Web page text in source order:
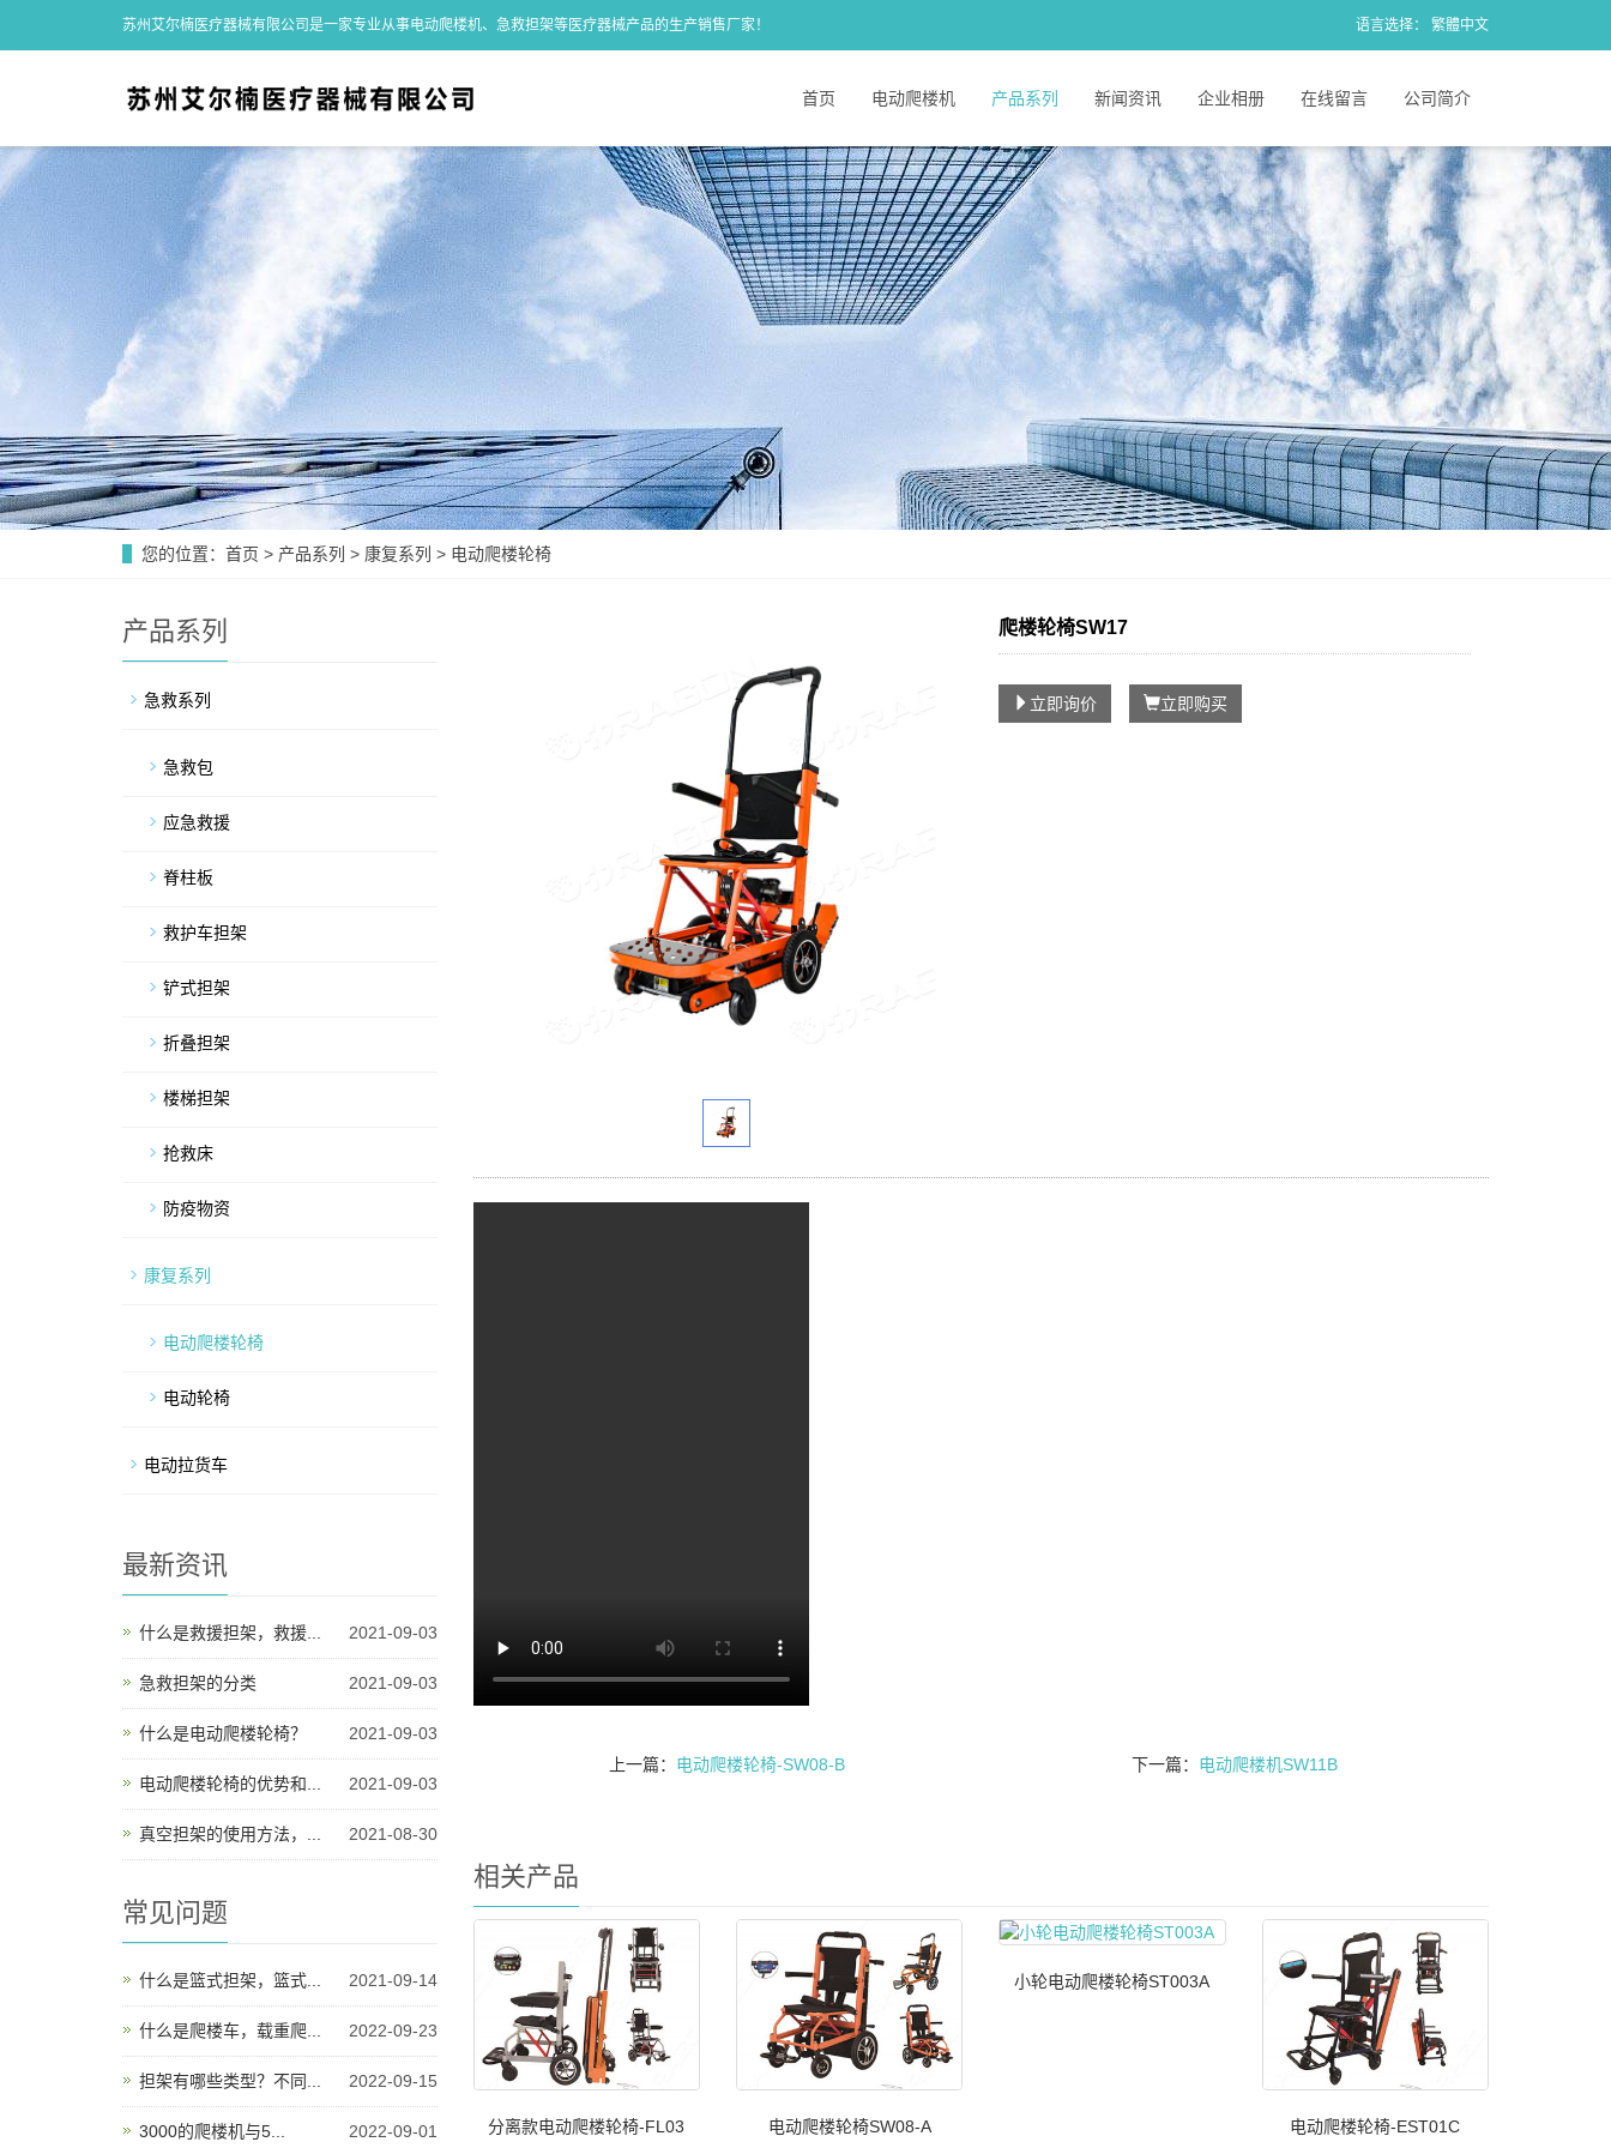
苏州艾尔楠医疗器械有限公司是一家专业从事电动爬楼机、急救担架等医疗器械产品的生产销售厂家！ 语言选择： 繁體中文
首页 电动爬楼机 产品系列 新闻资讯 企业相册 在线留言 公司简介
您的位置： 首页 > 产品系列 > 康复系列 > 电动爬楼轮椅
爬楼轮椅SW17
立即询价 立即购买
上一篇： 电动爬楼轮椅-SW08-B 下一篇： 电动爬楼机SW11B
相关产品
分离款电动爬楼轮椅-FL03 电动爬楼轮椅SW08-A
小轮电动爬楼轮椅ST003A
电动爬楼轮椅-EST01C
产品系列
急救系列
急救包
应急救援
脊柱板
救护车担架
铲式担架
折叠担架
楼梯担架
抢救床
防疫物资
康复系列
电动爬楼轮椅
电动轮椅
电动拉货车
最新资讯
什么是救援担架，救援... 2021-09-03
急救担架的分类 2021-09-03
什么是电动爬楼轮椅？ 2021-09-03
电动爬楼轮椅的优势和... 2021-09-03
真空担架的使用方法，... 2021-08-30
常见问题
什么是篮式担架，篮式... 2021-09-14
什么是爬楼车，载重爬... 2022-09-23
担架有哪些类型？不同... 2022-09-15
3000的爬楼机与5... 2022-09-01